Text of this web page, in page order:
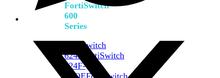
FortiSwitch
600
Series
FortiSwitch
624F
FortiSwitch
624F-
FPOEFortiSwitch